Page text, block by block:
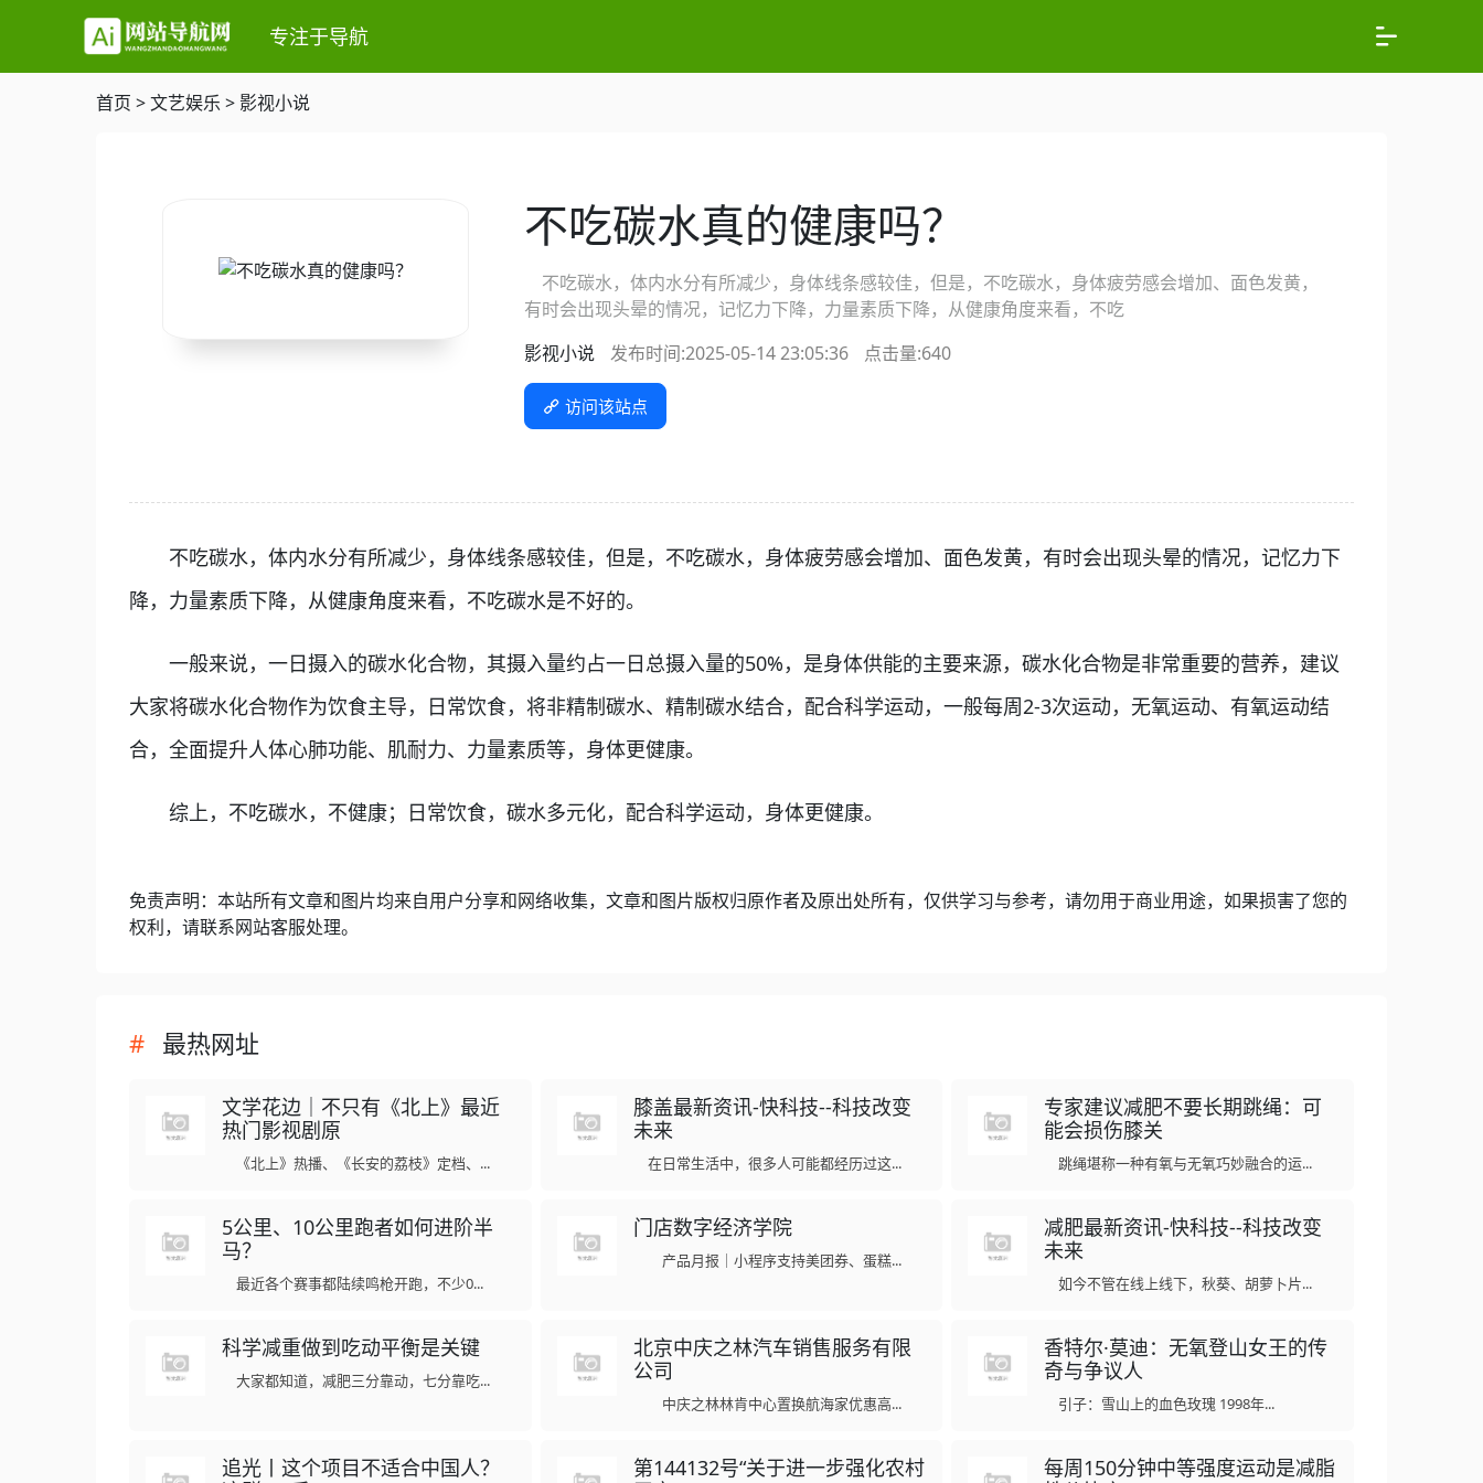
专注于导航
首页 >文艺娱乐 > 影视小说
不吃碳水真的健康吗？
不吃碳水，体内水分有所减少，身体线条感较佳，但是，不吃碳水，身体疲劳感会增加、面色发黄，
有时会出现头晕的情况，记忆力下降，力量素质下降，从健康角度来看，不吃
影视小说
发布时间:2025-05-14 23:05:36 点击量:640
访问该站点
不吃碳水，体内水分有所减少，身体线条感较佳，但是，不吃碳水，身体疲劳感会增加、面色发黄，有时会出现头晕的情况，记忆力下
降，力量素质下降，从健康角度来看，不吃碳水是不好的。
一般来说，一日摄入的碳水化合物，其摄入量约占一日总摄入量的50%，是身体供能的主要来源，碳水化合物是非常重要的营养，建议
大家将碳水化合物作为饮食主导，日常饮食，将非精制碳水、精制碳水结合，配合科学运动，一般每周2-3次运动，无氧运动、有氧运动结
合，全面提升人体心肺功能、肌耐力、力量素质等，身体更健康。
综上，不吃碳水，不健康；日常饮食，碳水多元化，配合科学运动，身体更健康。
免责声明：本站所有文章和图片均来自用户分享和网络收集，文章和图片版权归原作者及原出处所有，仅供学习与参考，请勿用于商业用途，如果损害了您的
权利，请联系网站客服处理。
最热网址
文学花边｜不只有《北上》最近
热门影视剧原
《北上》热播、《长安的荔枝》定档、...
膝盖最新资讯-快科技--科技改变
未来
在日常生活中，很多人可能都经历过这...
专家建议减肥不要长期跳绳：可
能会损伤膝关
跳绳堪称一种有氧与无氧巧妙融合的运...
5公里、10公里跑者如何进阶半
马？
最近各个赛事都陆续鸣枪开跑，不少0...
门店数字经济学院
产品月报｜小程序支持美团券、蛋糕...
减肥最新资讯-快科技--科技改变
未来
如今不管在线上线下，秋葵、胡萝卜片...
科学减重做到吃动平衡是关键
大家都知道，减肥三分靠动，七分靠吃...
北京中庆之林汽车销售服务有限
公司
中庆之林林肯中心置换航海家优惠高...
香特尔·莫迪：无氧登山女王的传
奇与争议人
引子：雪山上的血色玫瑰 1998年...
追光丨这个项目不适合中国人？
第144132号“关于进一步强化农村
每周150分钟中等强度运动是减脂